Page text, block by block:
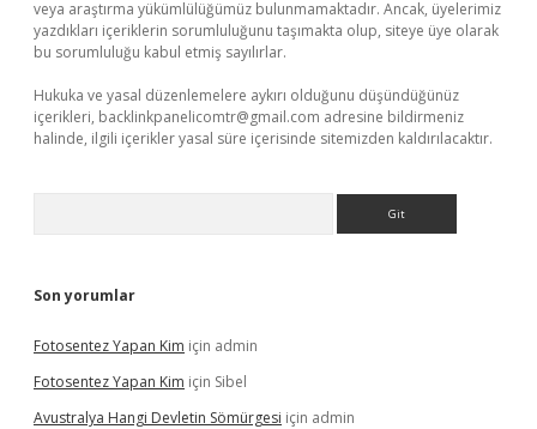
veya araştırma yükümlülüğümüz bulunmamaktadır. Ancak, üyelerimiz
yazdıkları içeriklerin sorumluluğunu taşımakta olup, siteye üye olarak
bu sorumluluğu kabul etmiş sayılırlar.
Hukuka ve yasal düzenlemelere aykırı olduğunu düşündüğünüz
içerikleri, backlinkpanelicomtr@gmail.com adresine bildirmeniz
halinde, ilgili içerikler yasal süre içerisinde sitemizden kaldırılacaktır.
Son yorumlar
Fotosentez Yapan Kim için admin
Fotosentez Yapan Kim için Sibel
Avustralya Hangi Devletin Sömürgesi için admin